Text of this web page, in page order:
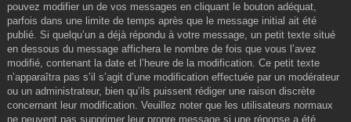
pouvez modifier un de vos messages en cliquant le bouton adéquat,
parfois dans une limite de temps après que le message initial ait été
publié. Si quelqu’un a déjà répondu à votre message, un petit texte situé
en dessous du message affichera le nombre de fois que vous l’avez
modifié, contenant la date et l’heure de la modification. Ce petit texte
n’apparaîtra pas s’il s’agit d’une modification effectuée par un modérateur
ou un administrateur, bien qu’ils puissent rédiger une raison discrète
concernant leur modification. Veuillez noter que les utilisateurs normaux
ne peuvent pas supprimer leur propre message si une réponse a été